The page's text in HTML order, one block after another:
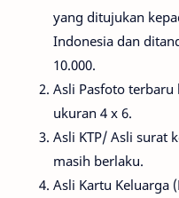
yang ditujukan
Indonesia dan
10.000.
Asli Pasfoto
ukuran 4 x 6.
Asli KTP/ Asli surat
masih berlaku.
Asli Kartu Keluarga